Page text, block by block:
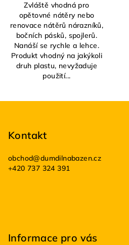
Zvláště vhodná pro
opětovné nátěry nebo
renovace nátěrů nárazníků,
bočních pásků, spojlerů.
Nanáší se rychle a lehce.
Produkt vhodný na jakýkoli
druh plastu, nevyžaduje
použití...
Kontakt
obchod@dumdilnabazen.cz
+420 737 324 391
Informace pro vás